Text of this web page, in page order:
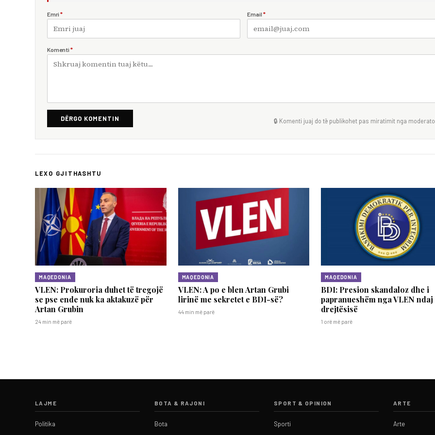
Emri * Email *
Komenti *
DËRGO KOMENTIN 🔒 Komenti juaj do të publikohet pas miratimit nga
LEXO GJITHASHTU
MAQEDONIA
VLEN: Prokuroria duhet të tregojë
se pse ende nuk ka aktakuzë për
Artan Grubin
24 min më parë
MAQEDONIA
VLEN: A po e blen Artan Grubi
lirinë me sekretet e BDI-së?
44 min më parë
MAQEDONIA
BDI: Presion skandaloz dhe i
papranueshëm nga VLEN ndaj
drejtësisë
1 orë më parë
LAJME
Politika
BOTA & RAJONI
Bota
SPORT & OPINION
Sporti
ARTE
Arte